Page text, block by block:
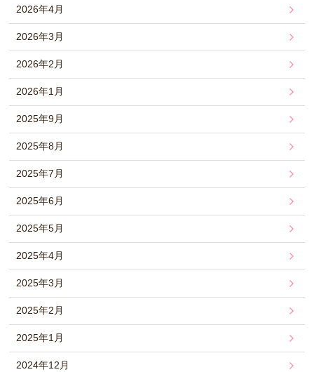
2026年4月
2026年3月
2026年2月
2026年1月
2025年9月
2025年8月
2025年7月
2025年6月
2025年5月
2025年4月
2025年3月
2025年2月
2025年1月
2024年12月